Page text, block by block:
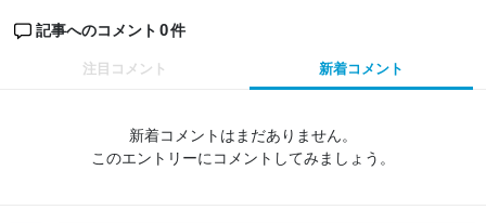
記事へのコメント 0件
注目コメント 新着コメント
新着コメントはまだありません。
このエントリーにコメントしてみましょう。